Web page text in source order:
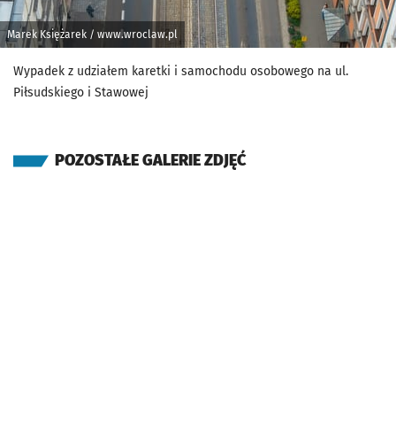
Marek Księżarek / www.wroclaw.pl
Wypadek z udziałem karetki i samochodu osobowego na ul.
Piłsudskiego i Stawowej
POZOSTAŁE GALERIE ZDJĘĆ